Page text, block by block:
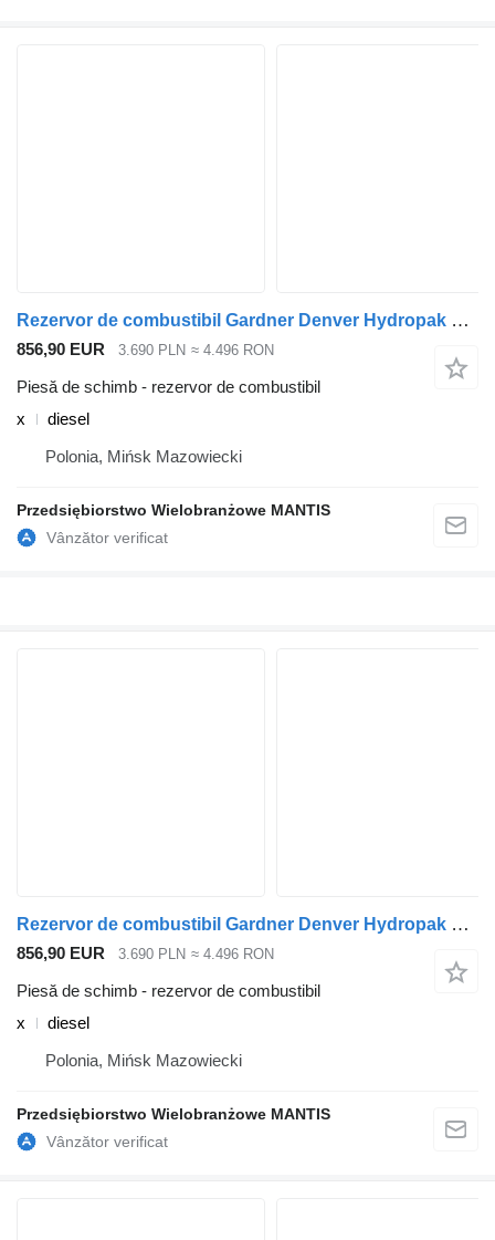
Rezervor de combustibil Gardner Denver Hydropak Gardner Denver x pentru cap tractor
856,90 EUR 3.690 PLN ≈ 4.496 RON
Piesă de schimb - rezervor de combustibil
x
diesel
Polonia, Mińsk Mazowiecki
Przedsiębiorstwo Wielobranżowe MANTIS
Rezervor de combustibil Gardner Denver Hydropak Gardner Denver x pentru cap tractor
856,90 EUR 3.690 PLN ≈ 4.496 RON
Piesă de schimb - rezervor de combustibil
x
diesel
Polonia, Mińsk Mazowiecki
Przedsiębiorstwo Wielobranżowe MANTIS